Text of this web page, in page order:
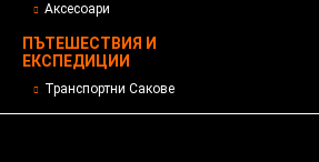
Аксесоари
ПЪТЕШЕСТВИЯ И
ЕКСПЕДИЦИИ
Транспортни Сакове